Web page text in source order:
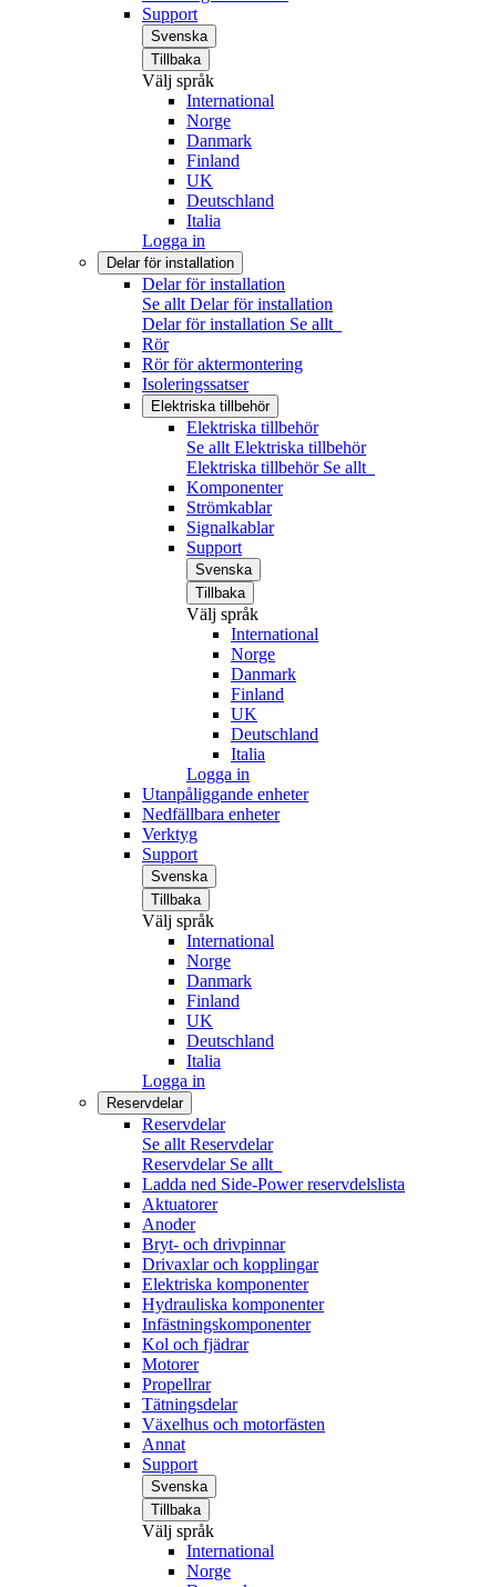
Support
Svenska
Tillbaka
Välj språk
International
Norge
Danmark
Finland
UK
Deutschland
Italia
Logga in
Delar för installation
Delar för installation
Se allt Delar för installation
Delar för installation Se allt
Rör
Rör för aktermontering
Isoleringssatser
Elektriska tillbehör
Elektriska tillbehör
Se allt Elektriska tillbehör
Elektriska tillbehör Se allt
Komponenter
Strömkablar
Signalkablar
Support
Svenska
Tillbaka
Välj språk
International
Norge
Danmark
Finland
UK
Deutschland
Italia
Logga in
Utanpåliggande enheter
Nedfällbara enheter
Verktyg
Support
Svenska
Tillbaka
Välj språk
International
Norge
Danmark
Finland
UK
Deutschland
Italia
Logga in
Reservdelar
Reservdelar
Se allt Reservdelar
Reservdelar Se allt
Ladda ned Side-Power reservdelslista
Aktuatorer
Anoder
Bryt- och drivpinnar
Drivaxlar och kopplingar
Elektriska komponenter
Hydrauliska komponenter
Infästningskomponenter
Kol och fjädrar
Motorer
Propellrar
Tätningsdelar
Växelhus och motorfästen
Annat
Support
Svenska
Tillbaka
Välj språk
International
Norge